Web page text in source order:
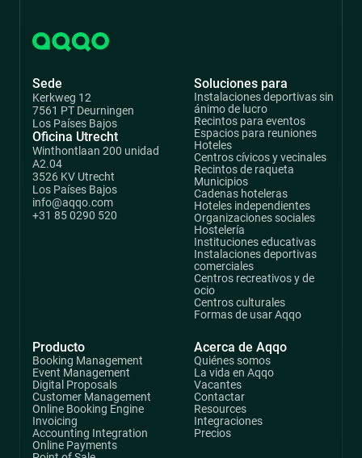
Sede
Kerkweg 12
7561 PT Deurningen
Los Países Bajos
Oficina Utrecht
Winthontlaan 200 unidad
A2.04
3526 KV Utrecht
Los Países Bajos
info@aqqo.com
+31 85 0290 520
Producto
Booking Management
Event Management
Digital Proposals
Customer Management
Online Booking Engine
Invoicing
Accounting Integration
Online Payments
Soluciones para
Instalaciones deportivas sin
ánimo de lucro
Recintos para eventos
Espacios para reuniones
Hoteles
Centros cívicos y vecinales
Recintos de raqueta
Municipios
Cadenas hoteleras
Hoteles independientes
Organizaciones sociales
Hostelería
Instituciones educativas
Instalaciones deportivas
comerciales
Centros recreativos y de
ocio
Centros culturales
Formas de usar Aqqo
Acerca de Aqqo
Quiénes somos
La vida en Aqqo
Vacantes
Contactar
Resources
Integraciones
Precios